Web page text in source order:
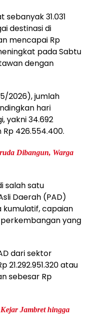
31.031
destinasi di
mencapai Rp
pada Sabtu
dengan
2026), jumlah
hari
yakni 34.692
426.554.400.
Dibangun, Warga
salah satu
Daerah (PAD)
kumulatif, capaian
yang
dari sektor
atau
sebesar Rp
Jambret hingga